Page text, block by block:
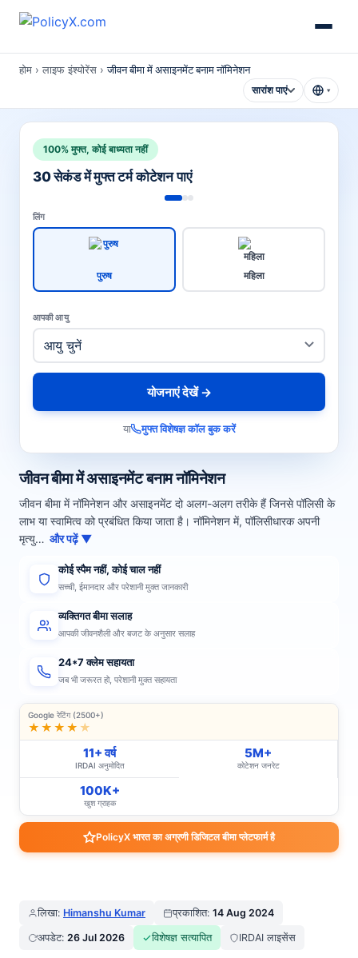
होम › लाइफ इंश्योरेंस ›जीवन बीमा में असाइनमेंट बनाम नॉमिनेशन
सारांश पाएं ▾
जीवन बीमा में असाइनमेंट बनाम नॉमिनेशन
जीवन बीमा में नॉमिनेशन और असाइनमेंट दो अलग-अलग तरीके हैं जिनसे पॉलिसी के
लाभ या स्वामित्व को प्रबंधित किया जाता है। नॉमिनेशन में, पॉलिसीधारक अपनी
मृत्यु… और पढ़ें ▼
कोई स्पैम नहीं, कोई चाल नहीं
सच्ची, ईमानदार और परेशानी मुक्त जानकारी
व्यक्तिगत बीमा सलाह
आपकी जीवनशैली और बजट के अनुसार सलाह
24*7 क्लेम सहायता
जब भी जरूरत हो, परेशानी मुक्त सहायता
Google रेटिंग (2500+)
★★★★ ★
11+ वर्ष
IRDAI अनुमोदित
5M+
कोटेशन जनरेट
100K+
खुश ग्राहक
PolicyX भारत का अग्रणी डिजिटल बीमा प्लेटफार्म है
100% मुफ्त, कोई बाध्यता नहीं
30 सेकंड में मुफ्त टर्म कोटेशन पाएं
लिंग
पुरुष महिला
आपकी आयु
योजनाएं देखें →
या मुफ्त विशेषज्ञ कॉल बुक करें
लिखा: Himanshu Kumar प्रकाशित: 14 Aug 2024
अपडेट: 26 Jul 2026 विशेषज्ञ सत्यापित IRDAI लाइसेंस